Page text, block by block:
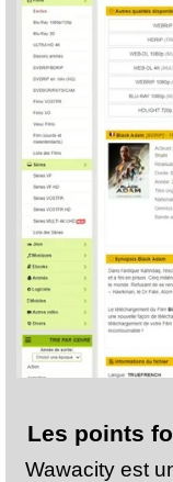
Les points
Wawacity est